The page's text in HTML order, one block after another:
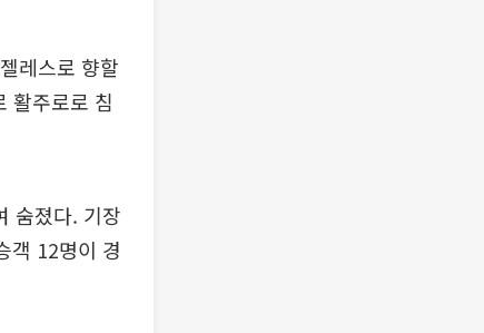
레스로 향할
활주로로 침
숨졌다. 기장
객 12명이 경